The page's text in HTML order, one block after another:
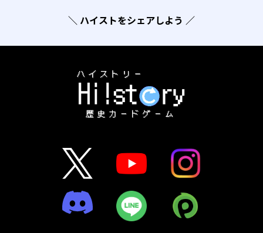
＼ ハイストをシェアしよう ／